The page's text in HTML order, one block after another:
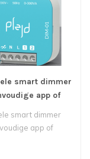
smart dimmer
app of
smart dimmer
app of